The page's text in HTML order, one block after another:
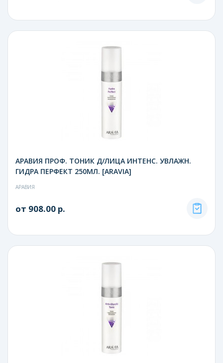
АРАВИЯ ПРОФ. ТОНИК Д/ЛИЦА ИНТЕНС. УВЛАЖН.
ГИДРА ПЕРФЕКТ 250МЛ. [ARAVIA]
АРАВИЯ
от 908.00 р.